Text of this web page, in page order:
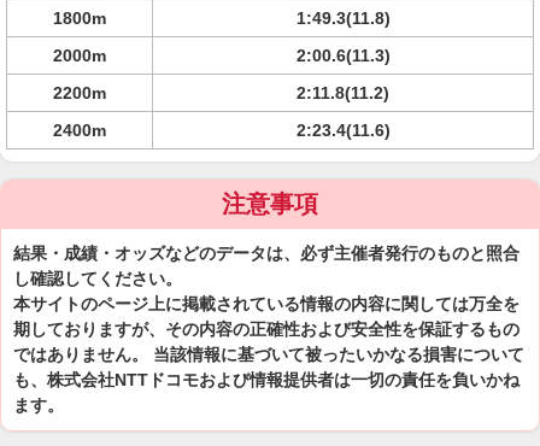
1800m
1:49.3(11.8)
2000m
2:00.6(11.3)
2200m
2:11.8(11.2)
2400m
2:23.4(11.6)
注意事項
結果・成績・オッズなどのデータは、必ず主催者発行のものと照合
し確認してください。
本サイトのページ上に掲載されている情報の内容に関しては万全を
期しておりますが、その内容の正確性および安全性を保証するもの
ではありません。 当該情報に基づいて被ったいかなる損害について
も、株式会社NTTドコモおよび情報提供者は一切の責任を負いかね
ます。